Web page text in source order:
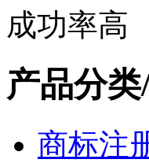
产品分
商标注